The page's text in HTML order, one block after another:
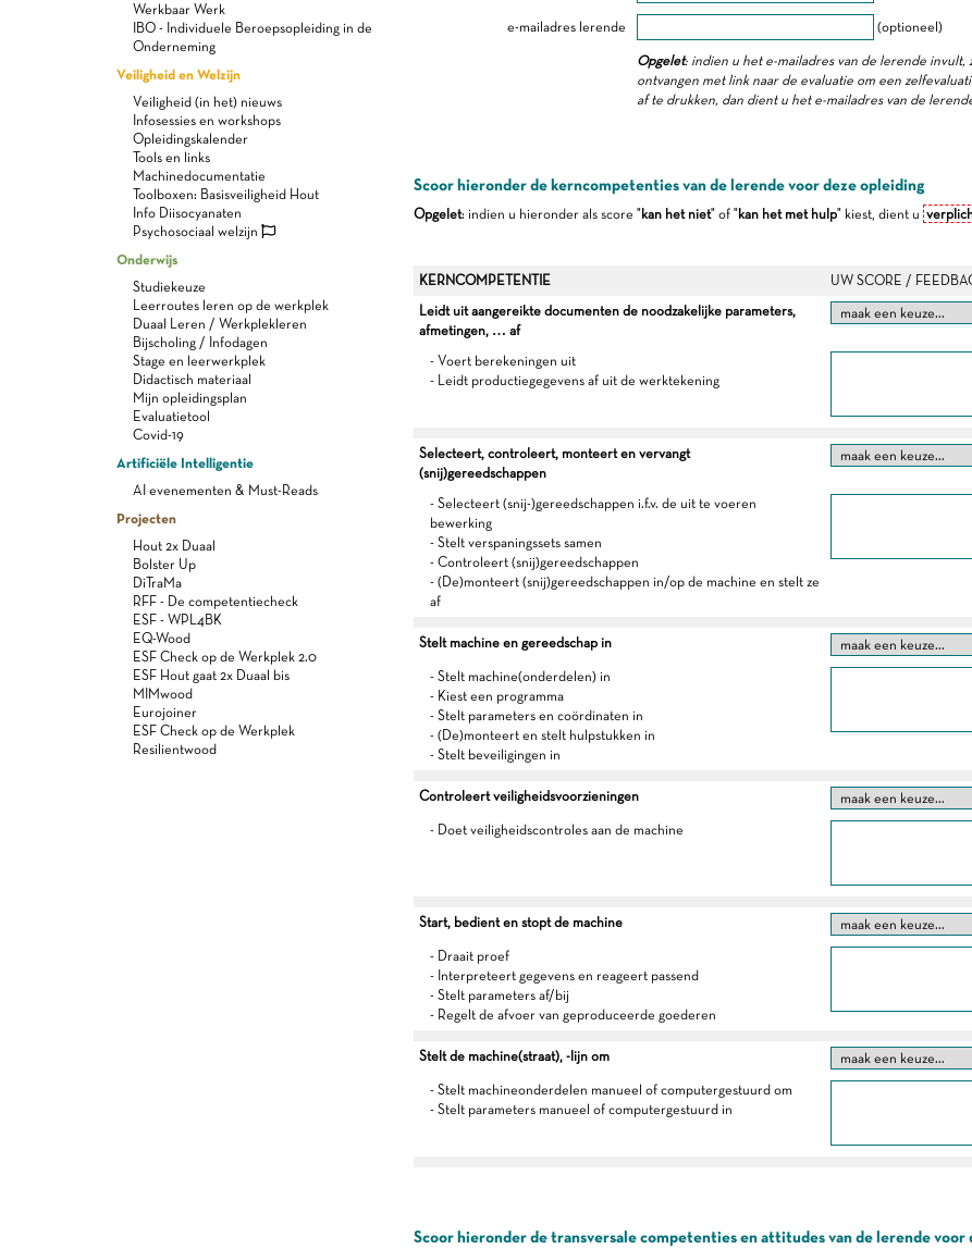
Werkbaar Werk
IBO - Individuele Beroepsopleiding in de
Onderneming
Veiligheid en Welzijn
Veiligheid (in het) nieuws
Infosessies en workshops
Opleidingskalender
Tools en links
Machinedocumentatie
Toolboxen: Basisveiligheid Hout
Info Diisocyanaten
Psychosociaal welzijn
Onderwijs
Studiekeuze
Leerroutes leren op de werkplek
Duaal Leren / Werkplekleren
Bijscholing / Infodagen
Stage en leerwerkplek
Didactisch materiaal
Mijn opleidingsplan
Evaluatietool
Covid-19
Artificiële Intelligentie
AI evenementen & Must-Reads
Projecten
Hout 2x Duaal
Bolster Up
DiTraMa
RFF - De competentiecheck
ESF - WPL4BK
EQ-Wood
ESF Check op de Werkplek 2.0
ESF Hout gaat 2x Duaal bis
MIMwood
Eurojoiner
ESF Check op de Werkplek
Resilientwood
e-mailadres lerende (optioneel)
Opgelet: indien u het e-mailadres van de lerende invult,
ontvangen met link naar de evaluatie om een
af te drukken, dan dient u het e-mailadres van de
Scoor hieronder de kerncompetenties van de lerende voor deze opleiding
Opgelet: indien u hieronder als score "kan het niet" of "kan het met hulp" kiest, dient u
KERNCOMPETENTIE UW SCORE /
Leidt uit aangereikte documenten de noodzakelijke parameters,
afmetingen, … af
- Voert berekeningen uit
- Leidt productiegegevens af uit de werktekening
Selecteert, controleert, monteert en vervangt
(snij)gereedschappen
- Selecteert (snij-)gereedschappen i.f.v. de uit te voeren
bewerking
- Stelt verspaningssets samen
- Controleert (snij)gereedschappen
- (De)monteert (snij)gereedschappen in/op de machine en stelt ze
af
Stelt machine en gereedschap in
- Stelt machine(onderdelen) in
- Kiest een programma
- Stelt parameters en coördinaten in
- (De)monteert en stelt hulpstukken in
- Stelt beveiligingen in
Controleert veiligheidsvoorzieningen
- Doet veiligheidscontroles aan de machine
Start, bedient en stopt de machine
- Draait proef
- Interpreteert gegevens en reageert passend
- Stelt parameters af/bij
- Regelt de afvoer van geproduceerde goederen
Stelt de machine(straat), -lijn om
- Stelt machineonderdelen manueel of computergestuurd om
- Stelt parameters manueel of computergestuurd in
Scoor hieronder de transversale competenties en attitudes van de lerende voor